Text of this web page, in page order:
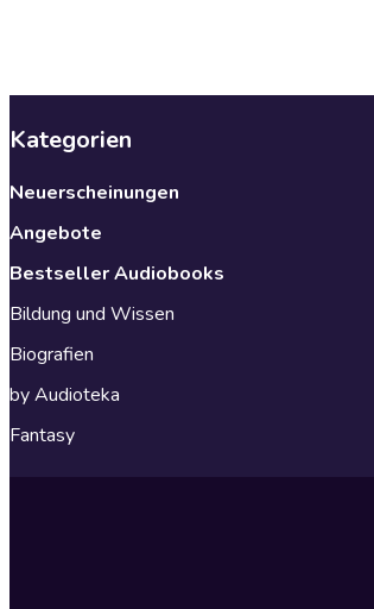
Kategorien
Neuerscheinungen
Angebote
Bestseller Audiobooks
Bildung und Wissen
Biografien
by Audioteka
Fantasy